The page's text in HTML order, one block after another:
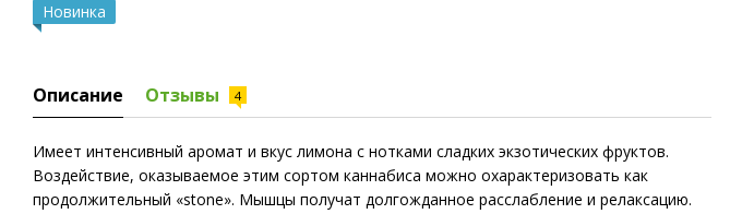
Новинка
Описание Отзывы 4
Имеет интенсивный аромат и вкус лимона с нотками сладких экзотических фруктов.
Воздействие, оказываемое этим сортом каннабиса можно охарактеризовать как
продолжительный «stone». Мышцы получат долгожданное расслабление и релаксацию.